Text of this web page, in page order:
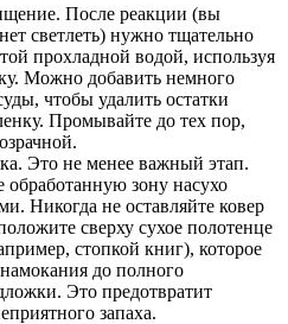
После реакции (вы
светлеть) нужно тщательно
прохладной водой, используя
Можно добавить немного
чтобы удалить остатки
Промывайте до тех пор,
Это не менее важный этап.
зону насухо
Никогда не оставляйте ковер
сверху сухое полотенце
стопкой книг), которое
до полного
Это предотвратит
запаха.